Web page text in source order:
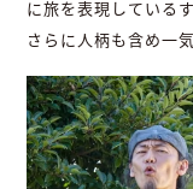
に旅を表現している
さらに人柄も含め一